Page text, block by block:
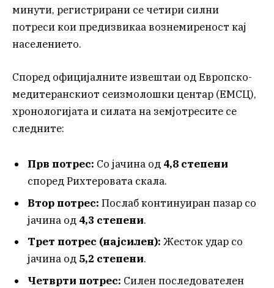
минути, регистрирани се четири силни
потреси кои предизвикаа вознемиреност кај
населението.
Според официјалните извештаи од Европско-
медитеранскиот сеизмолошки центар (ЕМСЦ),
хронологијата и силата на земјотресите се
следните:
Прв потрес: Со јачина од 4,8 степени
според Рихтеровата скала.
Втор потрес: Послаб континуиран пазар со
јачина од 4,3 степени.
Трет потрес (најсилен): Жесток удар со
јачина од 5,2 степени.
Четврти потрес: Силен последователен